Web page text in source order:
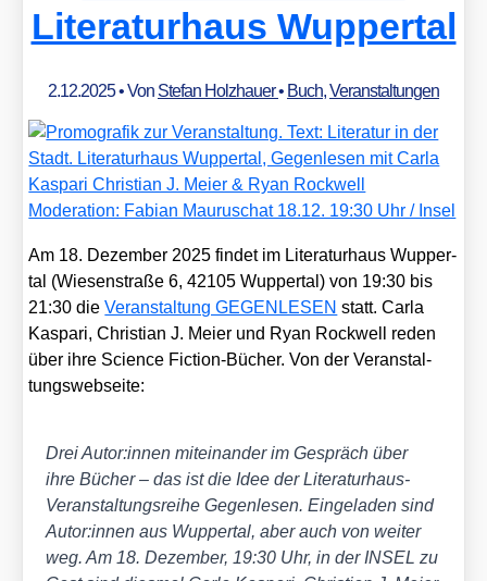
Literaturhaus Wuppertal
2.12.2025• Von Stefan Holzhauer• Buch,Veranstaltungen
Am 18. Dezem­ber 2025 fin­det im Lite­ra­tur­haus Wup­per­
tal (Wie­sen­stra­ße 6, 42105 Wup­per­tal) von 19:30 bis
21:30 dieVer­an­stal­tung GEGENLESEN statt. Car­la
Kas­pa­ri, Chris­ti­an J. Mei­er und Ryan Rock­well reden
über ihre Sci­ence Fic­tion-Bücher. Von der Ver­an­stal­
tungs­web­sei­te:
Drei Autor:innen mit­ein­an­der im Gespräch über
ihre Bücher – das ist die Idee der Lite­ra­tur­haus-
Ver­an­stal­tungs­rei­he Gegen­le­sen. Ein­ge­la­den sind
Autor:innen aus Wup­per­tal, aber auch von wei­ter
weg. Am 18. Dezem­ber, 19:30 Uhr, in der INSEL zu